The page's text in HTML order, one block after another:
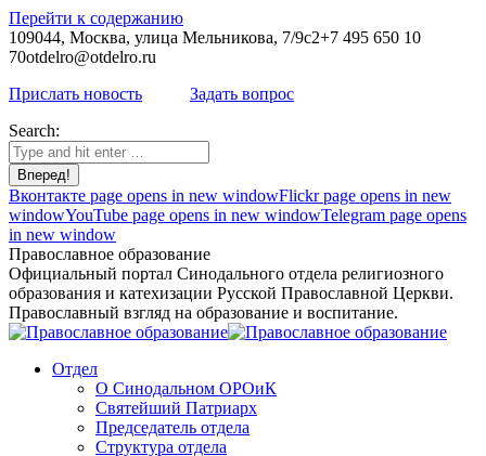
Перейти к содержанию
109044, Москва, улица Мельникова, 7/9с2+7 495 650 10
70otdelro@otdelro.ru
Прислать новость
Задать вопрос
Search:
Вконтакте page opens in new windowFlickr page opens in new
windowYouTube page opens in new windowTelegram page opens
in new window
Православное образование
Официальный портал Синодального отдела религиозного
образования и катехизации Русской Православной Церкви.
Православный взгляд на образование и воспитание.
Отдел
О Синодальном ОРОиК
Святейший Патриарх
Председатель отдела
Структура отдела